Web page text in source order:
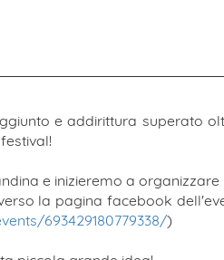
e addirittura superato
e inizieremo a organizzare
la pagina facebook
693429180779338/)